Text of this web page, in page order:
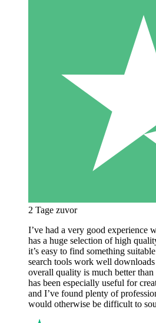
2 Tage zuvor
I’ve had a very good experience
has a huge selection of high
it’s easy to find something
search tools work well
overall quality is much better
has been especially useful for
and I’ve found plenty of
would otherwise be difficult to